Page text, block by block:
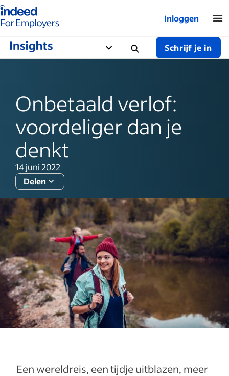
van Indeed - Voor werkgevers
Inloggen
Schrijf je in
Onbetaald verlof:
voordeliger dan je
denkt
14 juni 2022
Delen
Een wereldreis, een tijdje uitblazen, meer